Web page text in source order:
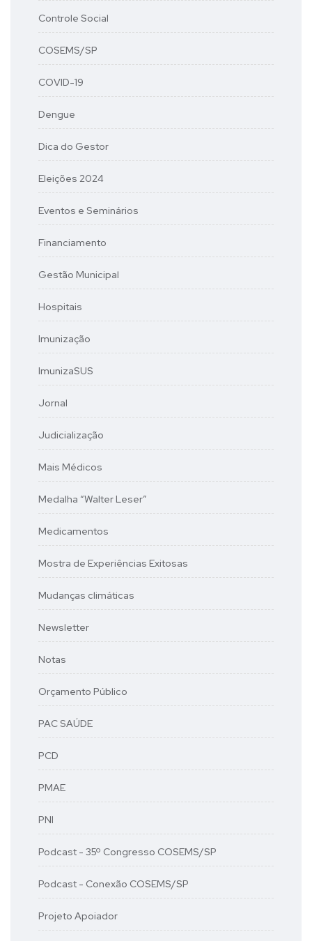
Controle Social
COSEMS/SP
COVID-19
Dengue
Dica do Gestor
Eleições 2024
Eventos e Seminários
Financiamento
Gestão Municipal
Hospitais
Imunização
ImunizaSUS
Jornal
Judicialização
Mais Médicos
Medalha “Walter Leser”
Medicamentos
Mostra de Experiências Exitosas
Mudanças climáticas
Newsletter
Notas
Orçamento Público
PAC SAÚDE
PCD
PMAE
PNI
Podcast - 35º Congresso COSEMS/SP
Podcast - Conexão COSEMS/SP
Projeto Apoiador